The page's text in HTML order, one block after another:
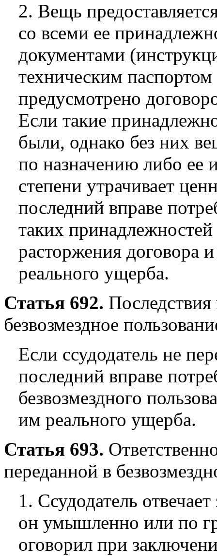
2. Вещь
со всеми ее
документами
техническим
предусмотрено
Если такие
были, однако без них
по назначению либо ее
степени утрачивает
последний вправе
таких
расторжения договора
реального ущерба.
Статья 692.
безвозмездное
Если ссудодатель не
последний вправе
безвозмездного
им реального ущерба.
Статья 693.
переданной в
1. Ссудодатель
он умышленно или по
оговорил при